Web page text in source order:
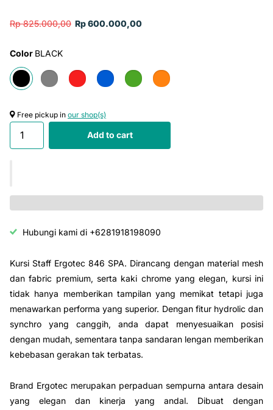
Rp 825.000,00 Rp 600.000,00
Color BLACK
Free pickup in our shop(s)
Add to cart
Hubungi kami di +6281918198090
Kursi Staff Ergotec 846 SPA. Dirancang dengan material mesh
dan fabric premium, serta kaki chrome yang elegan, kursi ini
tidak hanya memberikan tampilan yang memikat tetapi juga
menawarkan performa yang superior. Dengan fitur hydrolic dan
synchro yang canggih, anda dapat menyesuaikan posisi
dengan mudah, sementara tanpa sandaran lengan memberikan
kebebasan gerakan tak terbatas.
Brand Ergotec merupakan perpaduan sempurna antara desain
yang elegan dan kinerja yang andal. Dibuat dengan